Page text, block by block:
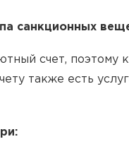
санкционных
счет, поэтому
также есть